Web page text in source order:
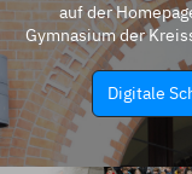
auf der
Gymnasium der
Digitale